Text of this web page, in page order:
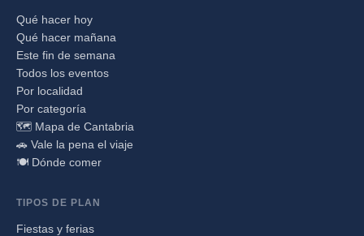
Qué hacer hoy
Qué hacer mañana
Este fin de semana
Todos los eventos
Por localidad
Por categoría
🗺️ Mapa de Cantabria
🚗 Vale la pena el viaje
🍽️ Dónde comer
TIPOS DE PLAN
Fiestas y ferias